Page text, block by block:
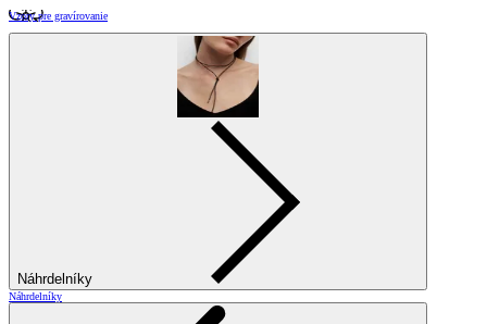
Vzory pre gravírovanie
Náhrdelníky
Náhrdelníky